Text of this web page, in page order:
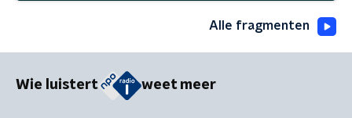
Alle fragmenten
Wie luistert weet meer